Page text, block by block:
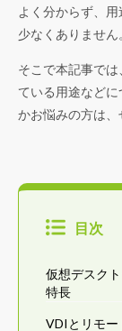
よく分からず、
少なくありません
そこで本記事で
ている用途など
かお悩みの方は、
目次
仮想デスク
特長
VDIとリモー